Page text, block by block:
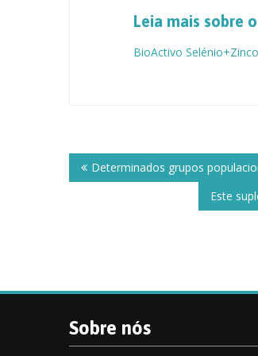
Leia mais sobre
BioActivo Selénio+Zinco
navigation
Determinados grupos
Este
Sobre nós